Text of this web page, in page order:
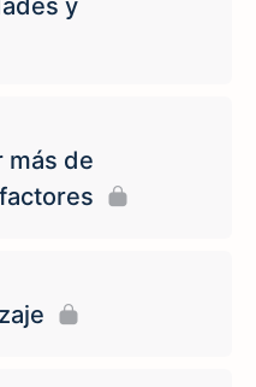
más de